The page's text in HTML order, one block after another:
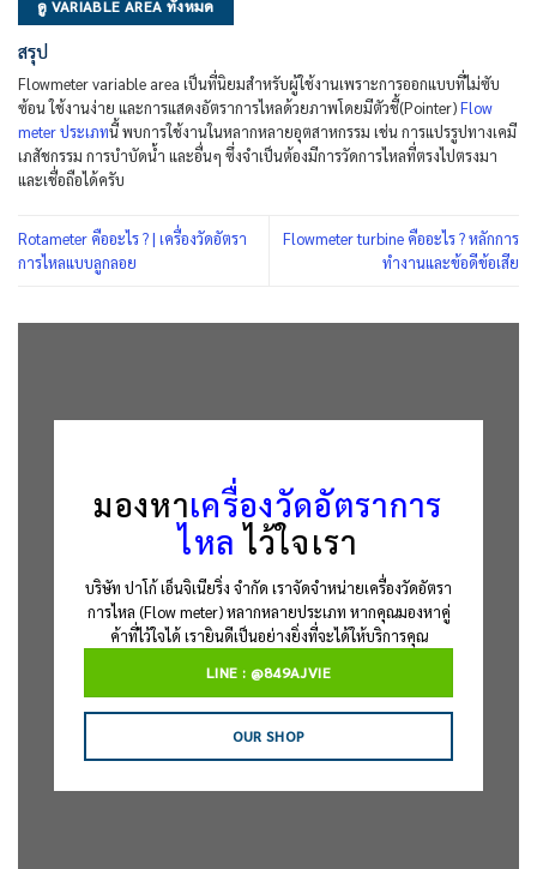
ดู VARIABLE AREA ทั้งหมด
สรุป
Flowmeter variable area เป็นที่นิยมสำหรับผู้ใช้งานเพราะการออกแบบที่ไม่ซับ
ซ้อน ใช้งานง่าย และการแสดงอัตราการไหลด้วยภาพโดยมีตัวชี้(Pointer)Flow
meter ประเภทนี้ พบการใช้งานในหลากหลายอุตสาหกรรม เช่น การแปรรูปทางเคมี
เภสัชกรรม การบำบัดน้ำ และอื่นๆ ซึ่งจำเป็นต้องมีการวัดการไหลที่ตรงไปตรงมา
และเชื่อถือได้ครับ
Rotameter คืออะไร ? | เครื่องวัดอัตรา
การไหลแบบลูกลอย
Flowmeter turbine คืออะไร ? หลักการ
ทำงานและข้อดีข้อเสีย
มองหาเครื่องวัดอัตราการ
ไหล ไว้ใจเรา
บริษัท ปาโก้ เอ็นจิเนียริ่ง จำกัด เราจัดจำหน่ายเครื่องวัดอัตรา
การไหล (Flow meter) หลากหลายประเภท หากคุณมองหาคู่
ค้าที่ไว้ใจได้ เรายินดีเป็นอย่างยิ่งที่จะได้ให้บริการคุณ
LINE : @849AJVIE
OUR SHOP